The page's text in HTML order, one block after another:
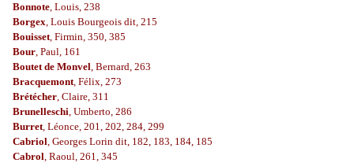
Bonnote, Louis, 238
Borgex, Louis Bourgeois dit, 215
Bouisset, Firmin, 350, 385
Bour, Paul, 161
Boutet de Monvel, Bernard, 263
Bracquemont, Félix, 273
Brétécher, Claire, 311
Brunelleschi, Umberto, 286
Burret, Léonce, 201, 202, 284, 299
Cabriol, Georges Lorin dit, 182, 183, 184, 185
Cabrol, Raoul, 261, 345